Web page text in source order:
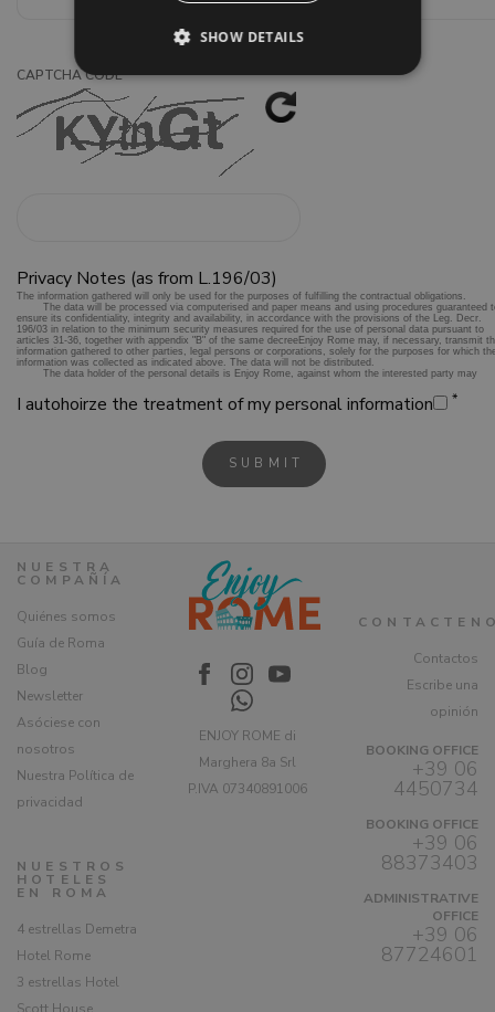
CAPTCHA CODE
Privacy Notes (as from L.196/03)
I autohoirze the treatment of my personal information *
NUESTRA
COMPAÑÍA
Quiénes somos
Guía de Roma
Blog
Newsletter
Asóciese con
nosotros
Nuestra Política de
privacidad
NUESTROS
HOTELES
EN ROMA
4 estrellas Demetra
Hotel Rome
3 estrellas Hotel
ENJOY ROME di
Marghera 8a Srl
P.IVA 07340891006
Contactos
Escribe una
opinión
BOOKING OFFICE
+39 06
4450734
BOOKING OFFICE
+39 06
88373403
ADMINISTRATIVE
OFFICE
+39 06
87724601
SHOW DETAILS